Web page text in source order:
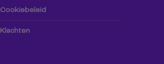
Cookiebeleid
Klachten